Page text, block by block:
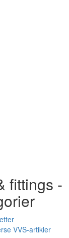
fittings -
VVS-artikler